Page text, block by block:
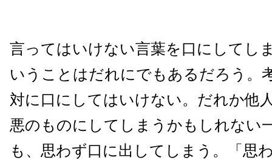
言ってはいけない言葉を口にしてし
いうことはだれにでもあるだろう。
対に口にしてはいけない。だれか他
悪のものにしてしまうかもしれない
も、思わず口に出してしまう。「思